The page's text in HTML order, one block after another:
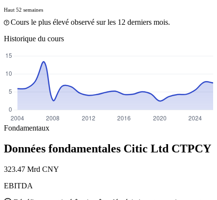
Haut 52 semaines
Cours le plus élevé observé sur les 12 derniers mois.
Historique du cours
Fondamentaux
Données fondamentales Citic Ltd CTPCY
323.47 Mrd CNY
EBITDA